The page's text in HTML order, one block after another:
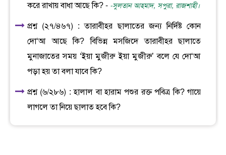
করে রাখায় বাধা আছে কি? - -সুলতান আহমাদ, সপুরা, রাজশাহী।
প্রশ্ন (২৭/৪৬৭) : তারাবীহর ছালাতের জন্য নির্দিষ্ট কোন
দো‘আ আছে কি? বিভিন্ন মসজিদে তারাবীহর ছালাতে
মুনাজাতের সময় ‘ইয়া মুজীরু ইয়া মুজীরু’ বলে যে দো‘আ
পড়া হয় তা বলা যাবে কি?
প্রশ্ন (৬/২৮৬) : হালাল বা হারাম পশুর রক্ত পবিত্র কি? গায়ে
লাগলে তা নিয়ে ছালাত হবে কি?